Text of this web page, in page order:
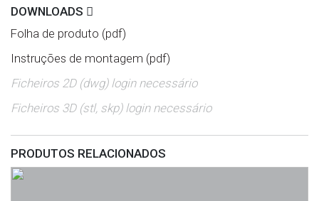
DOWNLOADS
Folha de produto (pdf)
Instruções de montagem (pdf)
Ficheiros 2D (dwg) login necessário
Ficheiros 3D (stl, skp) login necessário
PRODUTOS RELACIONADOS